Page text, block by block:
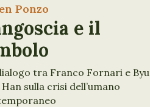
Ponzo
e il
tra Franco Fornari e
Han sulla crisi dell’umano